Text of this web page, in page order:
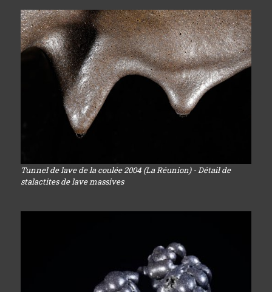
Tunnel de lave de la coulée 2004 (La Réunion) - Détail de
stalactites de lave massives